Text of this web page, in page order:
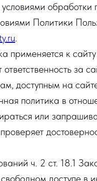
обработки
Политики
.
к сайту
за
доступным на
политика в
или
ч. 2 ст. 18.1
свободном доступе